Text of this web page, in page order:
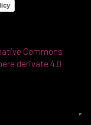
Commons
derivate 4.0